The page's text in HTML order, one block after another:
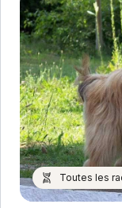
Toutes les